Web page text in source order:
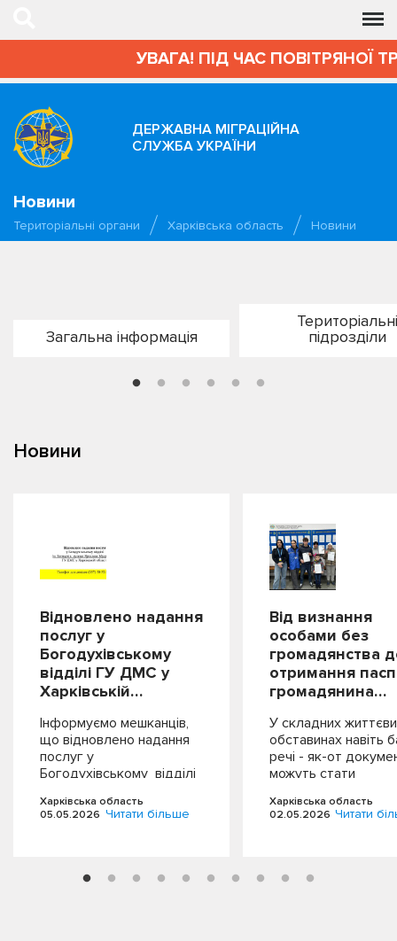
УВАГА! ПІД ЧАС ПОВІТРЯНОЇ
ДЕРЖАВНА МІГРАЦІЙНА
СЛУЖБА УКРАЇНИ
Новини
Територіальні органи Харківська область Новини
Загальна інформація
Територіальні
підрозділи
Новини
Відновлено надання
послуг у
Богодухівському
відділі ГУ ДМС у
Харківській…
Інформуємо мешканців,
що відновлено надання
послуг у
Богодухівському відділі
області. Графік…
Харківська область
05.05.2026 Читати більше
Від визнання
особами без
громадянства
отримання
громадянина…
У складних
обставинах навіть
речі - як-от
можуть стати
такою…
Харківська область
02.05.2026 Читати